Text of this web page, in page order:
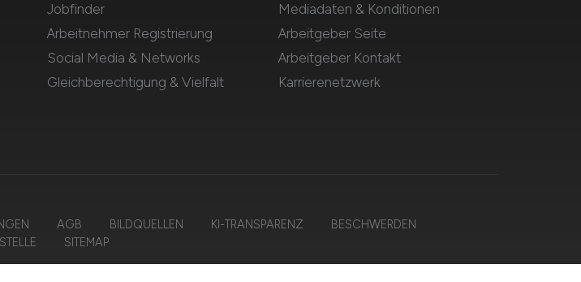
Jobfinder
Arbeitnehmer Registrierung
Social Media & Networks
Gleichberechtigung & Vielfalt
Mediadaten & Konditionen
Arbeitgeber Seite
Arbeitgeber Kontakt
Karrierenetzwerk
AGB BILDQUELLEN KI-TRANSPARENZ
BESCHWERDEN
SITEMAP